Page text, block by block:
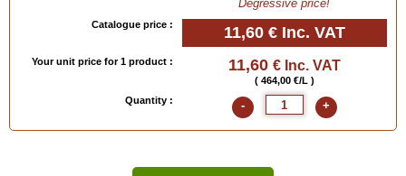
Degressive price!
Catalogue price : 11,60 € Inc. VAT
Your unit price for 1 product : 11,60 € Inc. VAT
( 464,00 €/L )
Quantity :
- +